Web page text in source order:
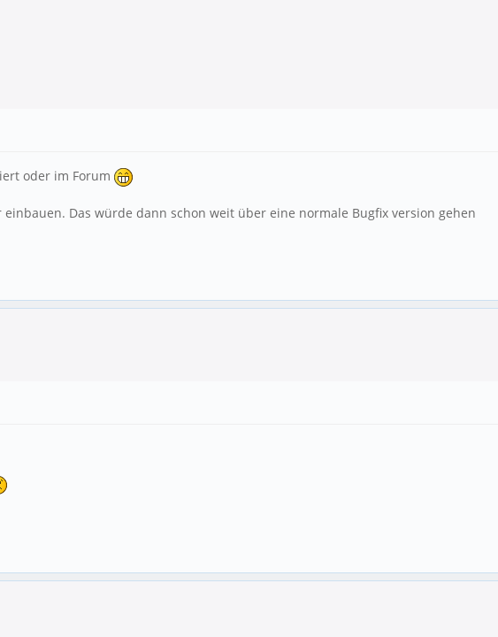
oder im Forum
Das würde dann schon weit über eine normale Bugfix version gehen